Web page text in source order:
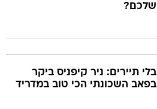
שלכם?
בלי תיירים: ניר קיפניס ביקר
בפאב השכונתי הכי טוב במדריד